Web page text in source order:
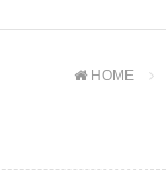
HOME